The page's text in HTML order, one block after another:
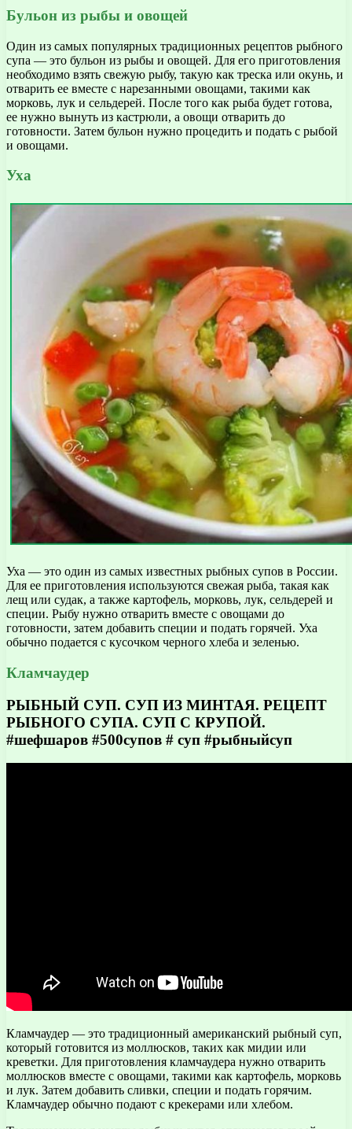
Бульон из рыбы и овощей
Один из самых популярных традиционных рецептов рыбного
супа — это бульон из рыбы и овощей. Для его приготовления
необходимо взять свежую рыбу, такую как треска или окунь, и
отварить ее вместе с нарезанными овощами, такими как
морковь, лук и сельдерей. После того как рыба будет готова,
ее нужно вынуть из кастрюли, а овощи отварить до
готовности. Затем бульон нужно процедить и подать с рыбой
и овощами.
Уха
Уха — это один из самых известных рыбных супов в России.
Для ее приготовления используются свежая рыба, такая как
лещ или судак, а также картофель, морковь, лук, сельдерей и
специи. Рыбу нужно отварить вместе с овощами до
готовности, затем добавить специи и подать горячей. Уха
обычно подается с кусочком черного хлеба и зеленью.
Кламчаудер
РЫБНЫЙ СУП. СУП ИЗ МИНТАЯ. РЕЦЕПТ
РЫБНОГО СУПА. СУП С КРУПОЙ.
#шефшаров #500супов # суп #рыбныйсуп
Кламчаудер — это традиционный американский рыбный суп,
который готовится из моллюсков, таких как мидии или
креветки. Для приготовления кламчаудера нужно отварить
моллюсков вместе с овощами, такими как картофель, морковь
и лук. Затем добавить сливки, специи и подать горячим.
Кламчаудер обычно подают с крекерами или хлебом.